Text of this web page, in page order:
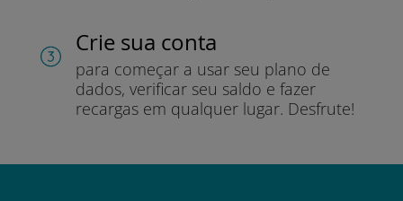
Crie sua conta
para começar a usar seu plano de
dados, verificar seu saldo e fazer
recargas em qualquer lugar. Desfrute!